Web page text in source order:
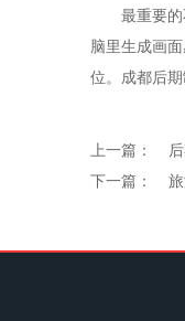
最重要的不
脑里生成画
位。成都后
上一篇：
下一篇：